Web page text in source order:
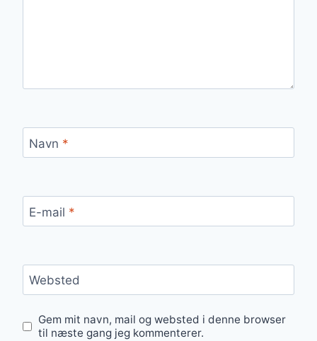
Navn *
E-mail *
Websted
Gem mit navn, mail og websted i denne browser
til næste gang jeg kommenterer.